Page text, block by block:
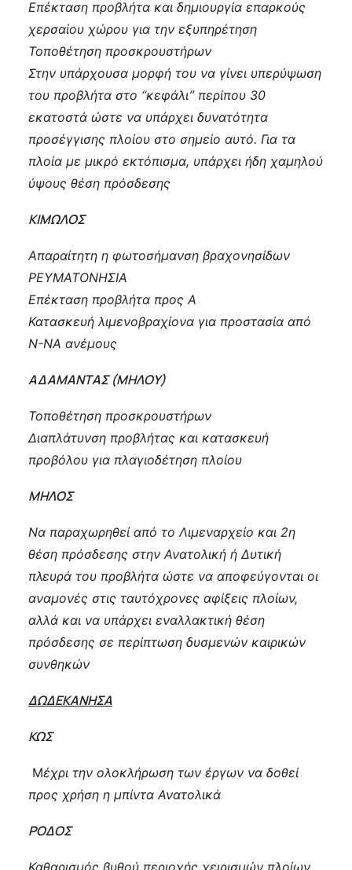
Επέκταση προβλήτα και δημιουργία επαρκούς
χερσαίου χώρου για την εξυπηρέτηση
Τοποθέτηση προσκρουστήρων
Στην υπάρχουσα μορφή του να γίνει υπερύψωση
του προβλήτα στο “κεφάλι” περίπου 30
εκατοστά ώστε να υπάρχει δυνατότητα
προσέγγισης πλοίου στο σημείο αυτό. Για τα
πλοία με μικρό εκτόπισμα, υπάρχει ήδη χαμηλού
ύψους θέση πρόσδεσης
ΚΙΜΩΛΟΣ
Απαραίτητη η φωτοσήμανση βραχονησίδων
ΡΕΥΜΑΤΟΝΗΣΙΑ
Επέκταση προβλήτα προς Α
Κατασκευή λιμενοβραχίονα για προστασία από
Ν-ΝΑ ανέμους
ΑΔΑΜΑΝΤΑΣ (ΜΗΛΟΥ)
Τοποθέτηση προσκρουστήρων
Διαπλάτυνση προβλήτας και κατασκευή
προβόλου για πλαγιοδέτηση πλοίου
ΜΗΛΟΣ
Να παραχωρηθεί από το Λιμεναρχείο και 2η
θέση πρόσδεσης στην Ανατολική ή Δυτική
πλευρά του προβλήτα ώστε να αποφεύγονται οι
αναμονές στις ταυτόχρονες αφίξεις πλοίων,
αλλά και να υπάρχει εναλλακτική θέση
πρόσδεσης σε περίπτωση δυσμενών καιρικών
συνθηκών
ΔΩΔΕΚΑΝΗΣΑ
ΚΩΣ
Μέχρι την ολοκλήρωση των έργων να δοθεί
προς χρήση η μπίντα Ανατολικά
ΡΟΔΟΣ
Καθαρισμός βυθού περιοχής χειρισμών πλοίων.